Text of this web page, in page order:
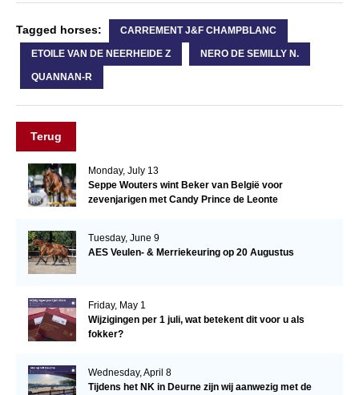
Tagged horses: CARREMENT J&F CHAMPBLANC
ETOILE VAN DE NEERHEIDE Z NERO DE SEMILLY N.
QUANNAN-R
Terug
Monday, July 13
Seppe Wouters wint Beker van België voor
zevenjarigen met Candy Prince de Leonte
Tuesday, June 9
AES Veulen- & Merriekeuring op 20 Augustus
Friday, May 1
Wijzigingen per 1 juli, wat betekent dit voor u als
fokker?
Wednesday, April 8
Tijdens het NK in Deurne zijn wij aanwezig met de